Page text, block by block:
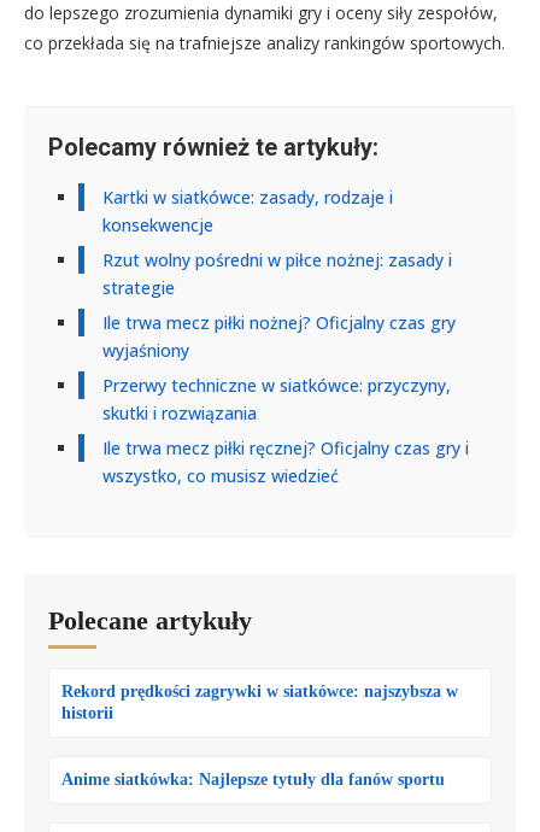
do lepszego zrozumienia dynamiki gry i oceny siły zespołów,
co przekłada się na trafniejsze analizy rankingów sportowych.
Polecamy również te artykuły:
Kartki w siatkówce: zasady, rodzaje i
konsekwencje
Rzut wolny pośredni w piłce nożnej: zasady i
strategie
Ile trwa mecz piłki nożnej? Oficjalny czas gry
wyjaśniony
Przerwy techniczne w siatkówce: przyczyny,
skutki i rozwiązania
Ile trwa mecz piłki ręcznej? Oficjalny czas gry i
wszystko, co musisz wiedzieć
Polecane artykuły
Rekord prędkości zagrywki w siatkówce: najszybsza w
historii
Anime siatkówka: Najlepsze tytuły dla fanów sportu